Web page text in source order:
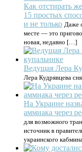
Как отстирать
15 простых
и не только Даже
месте — это
новая, недавно […]
Ведущая Лера
Лера Кудрявцева
На Украине
аммиака через
для возможного
источник в
украинского